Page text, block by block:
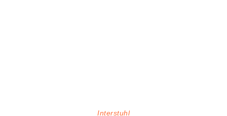
Interstuhl